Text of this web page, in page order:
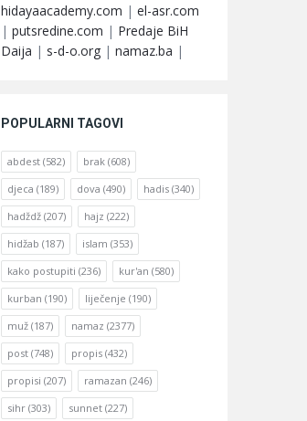
hidayaacademy.com | el-asr.com
| putsredine.com | Predaje BiH
Daija | s-d-o.org | namaz.ba |
POPULARNI TAGOVI
abdest (582) brak (608)
djeca (189) dova (490) hadis (340)
hadždž (207) hajz (222)
hidžab (187) islam (353)
kako postupiti (236) kur'an (580)
kurban (190) liječenje (190)
muž (187) namaz (2377)
post (748) propis (432)
propisi (207) ramazan (246)
sihr (303) sunnet (227)